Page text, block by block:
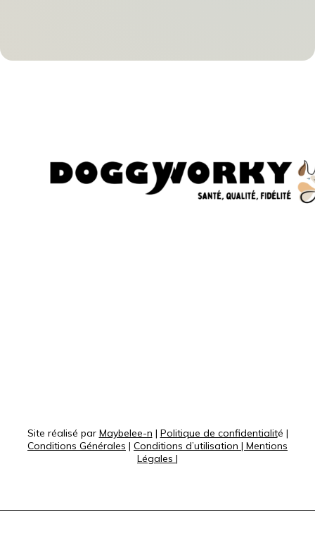
Site réalisé par Maybelee-n | Politique de confidentialité |
Conditions Générales | Conditions d’utilisation | Mentions
Légales |